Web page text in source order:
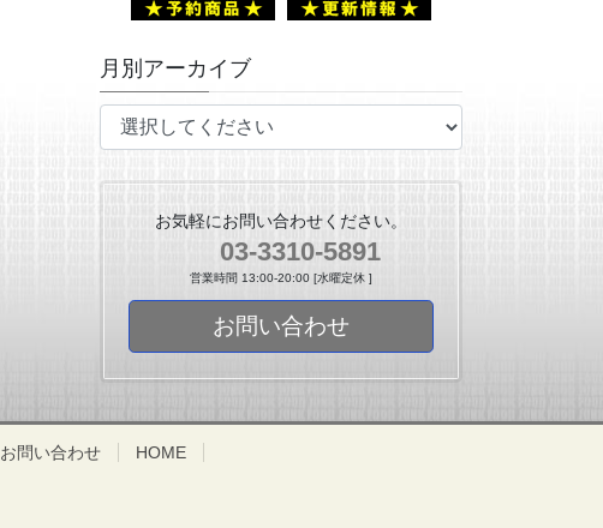
月別アーカイブ
お気軽にお問い合わせください。
03-3310-5891
営業時間 13:00-20:00 [水曜定休 ]
お問い合わせ
お問い合わせ HOME